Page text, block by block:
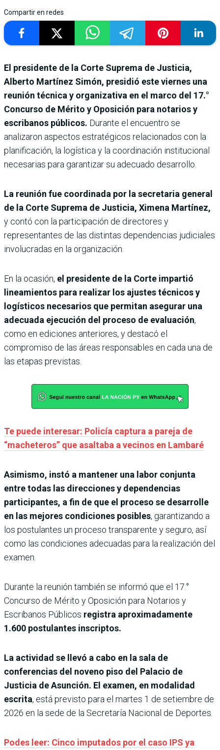
Compartir en redes
El presidente de la Corte Suprema de Justicia,
Alberto Martínez Simón, presidió este viernes una
reunión técnica y organizativa en el marco del 17.°
Concurso de Mérito y Oposición para notarios y
escribanos públicos. Durante el encuentro se
analizaron aspectos estratégicos relacionados con la
planificación, la logística y la coordinación institucional
necesarias para garantizar su adecuado desarrollo.
La reunión fue coordinada por la secretaria general
de la Corte Suprema de Justicia, Ximena Martínez,
y contó con la participación de directores y
representantes de las distintas dependencias judiciales
involucradas en la organización.
En la ocasión, el presidente de la Corte impartió
lineamientos para realizar los ajustes técnicos y
logísticos necesarios que permitan asegurar una
adecuada ejecución del proceso de evaluación,
como en ediciones anteriores, y destacó el
compromiso de las áreas responsables en cada una de
las etapas previstas.
Te puede interesar: Policía captura a pareja de
“macheteros” que asaltaba a vecinos en Lambaré
Asimismo, instó a mantener una labor conjunta
entre todas las direcciones y dependencias
participantes, a fin de que el proceso se desarrolle
en las mejores condiciones posibles, garantizando a
los postulantes un proceso transparente y seguro, así
como las condiciones adecuadas para la realización del
examen.
Durante la reunión también se informó que el 17.°
Concurso de Mérito y Oposición para Notarios y
Escribanos Públicos registra aproximadamente
1.600 postulantes inscriptos.
La actividad se llevó a cabo en la sala de
conferencias del noveno piso del Palacio de
Justicia de Asunción. El examen, en modalidad
escrita, está previsto para el martes 1 de setiembre de
2026 en la sede de la Secretaría Nacional de Deportes.
Podes leer: Cinco imputados por el caso IPS ya